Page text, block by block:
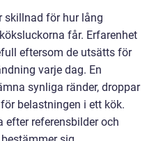
skillnad för hur lång
får. Erfarenhet
eftersom de utsätts för
varje dag. En
synliga ränder, droppar
belastningen i ett kök.
efter referensbilder och